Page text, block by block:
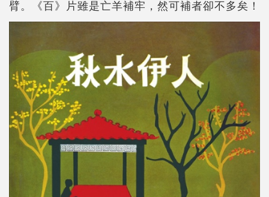
臂。《百》片雖是亡羊補牢，然可補者卻不多矣！